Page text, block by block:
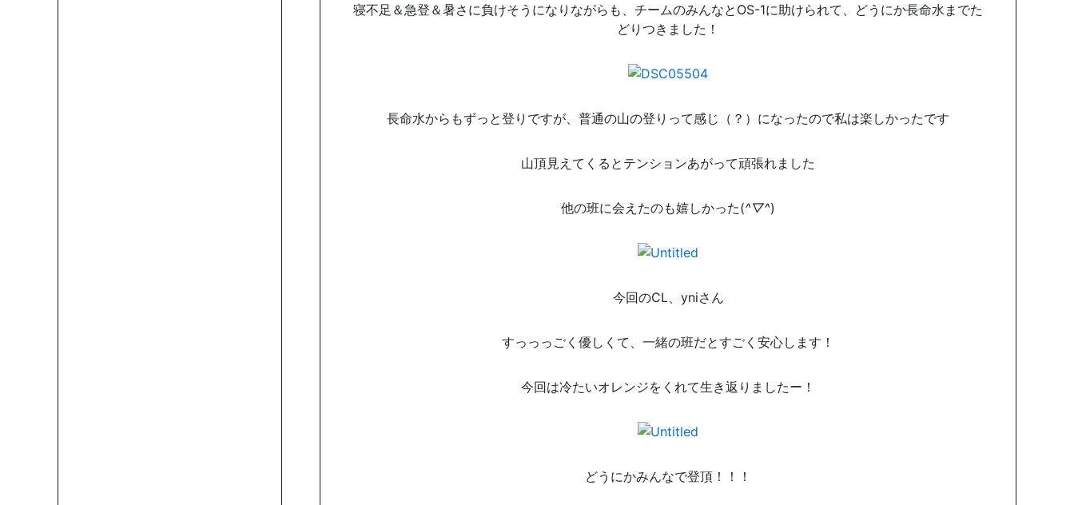
寝不足＆急登＆暑さに負けそうになりながらも、チームのみんなとOS-1に助けられて、どうにか長命水までた
どりつきました！
長命水からもずっと登りですが、普通の山の登りって感じ（？）になったので私は楽しかったです
山頂見えてくるとテンションあがって頑張れました
他の班に会えたのも嬉しかった(^▽^)
今回のCL、yniさん
すっっっごく優しくて、一緒の班だとすごく安心します！
今回は冷たいオレンジをくれて生き返りましたー！
どうにかみんなで登頂！！！